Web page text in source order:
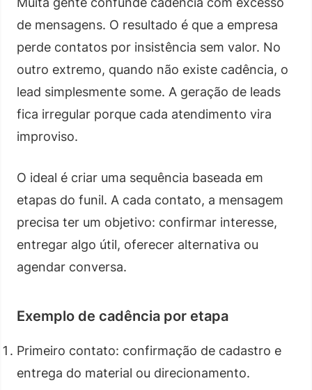
de mensagens. O resultado é que a empresa
perde contatos por insistência sem valor. No
outro extremo, quando não existe cadência, o
lead simplesmente some. A geração de leads
fica irregular porque cada atendimento vira
improviso.
O ideal é criar uma sequência baseada em
etapas do funil. A cada contato, a mensagem
precisa ter um objetivo: confirmar interesse,
entregar algo útil, oferecer alternativa ou
agendar conversa.
Exemplo de cadência por etapa
Primeiro contato: confirmação de cadastro e
entrega do material ou direcionamento.